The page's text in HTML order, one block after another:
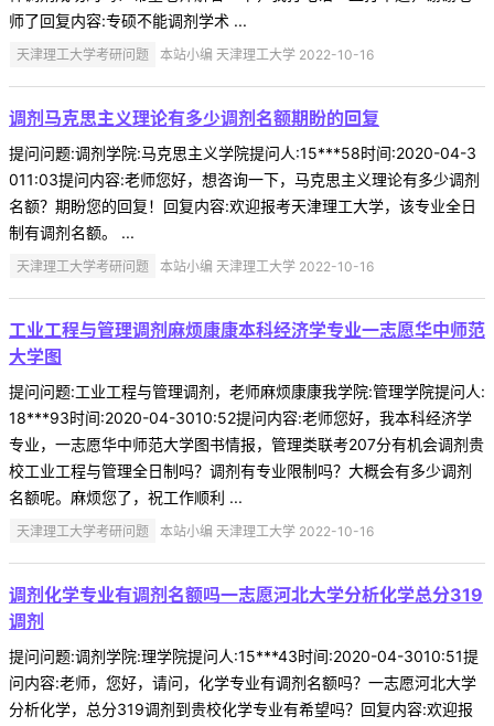
师了回复内容:专硕不能调剂学术 ...
天津理工大学考研问题 本站小编 天津理工大学 2022-10-16
调剂马克思主义理论有多少调剂名额期盼的回复
提问问题:调剂学院:马克思主义学院提问人:15***58时间:2020-04-3
011:03提问内容:老师您好，想咨询一下，马克思主义理论有多少调剂
名额？期盼您的回复！回复内容:欢迎报考天津理工大学，该专业全日
制有调剂名额。 ...
天津理工大学考研问题 本站小编 天津理工大学 2022-10-16
工业工程与管理调剂麻烦康康本科经济学专业一志愿华中师范
大学图
提问问题:工业工程与管理调剂，老师麻烦康康我学院:管理学院提问人:
18***93时间:2020-04-3010:52提问内容:老师您好，我本科经济学
专业，一志愿华中师范大学图书情报，管理类联考207分有机会调剂贵
校工业工程与管理全日制吗？调剂有专业限制吗？大概会有多少调剂
名额呢。麻烦您了，祝工作顺利 ...
天津理工大学考研问题 本站小编 天津理工大学 2022-10-16
调剂化学专业有调剂名额吗一志愿河北大学分析化学总分319
调剂
提问问题:调剂学院:理学院提问人:15***43时间:2020-04-3010:51提
问内容:老师，您好，请问，化学专业有调剂名额吗？一志愿河北大学
分析化学，总分319调剂到贵校化学专业有希望吗？回复内容:欢迎报